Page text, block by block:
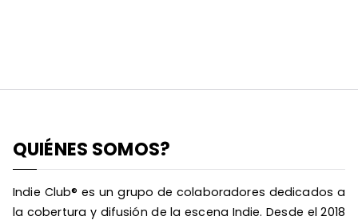
QUIÉNES SOMOS?
Indie Club® es un grupo de colaboradores dedicados a
la cobertura y difusión de la escena Indie. Desde el 2018